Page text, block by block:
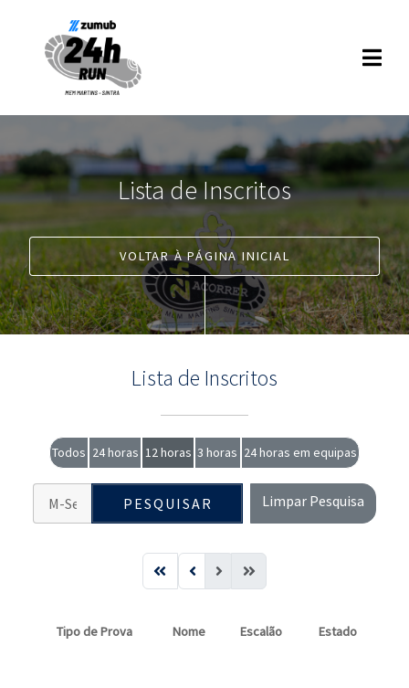
Lista de Inscritos
VOLTAR À PÁGINA INICIAL
Lista de Inscritos
Todos 24 horas 12 horas 3 horas 24 horas em equipas
PESQUISAR Limpar Pesquisa
Tipo de Prova Nome Escalão Estado